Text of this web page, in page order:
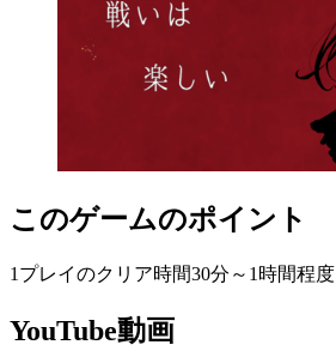
このゲームのポイント
1プレイのクリア時間30分～1時間程度
YouTube動画